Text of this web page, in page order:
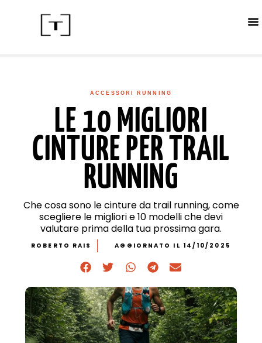
ACCESSORI RUNNING
LE 10 MIGLIORI
CINTURE PER TRAIL
RUNNING
Che cosa sono le cinture da trail running, come
scegliere le migliori e 10 modelli che devi
valutare prima della tua prossima gara.
ROBERTO RAIS AGGIORNATO IL 14/10/2025